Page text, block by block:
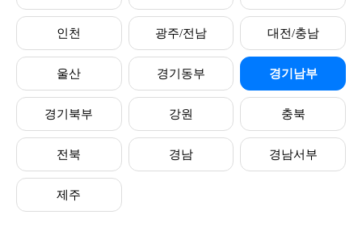
인천 광주/전남 대전/충남
울산 경기동부 경기남부
경기북부 강원 충북
전북 경남 경남서부
제주